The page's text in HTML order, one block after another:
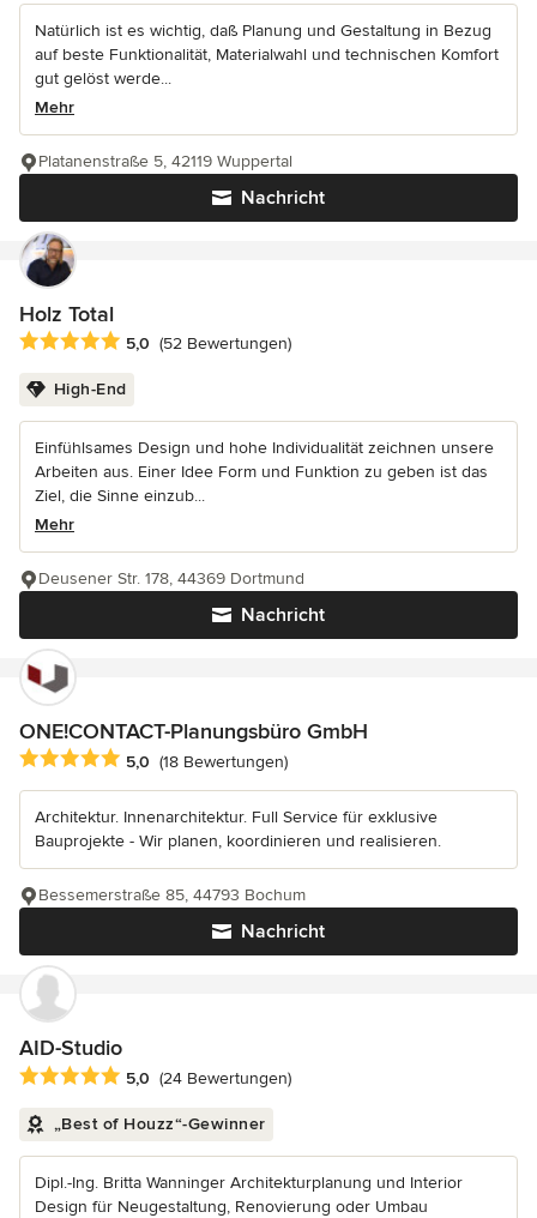
Natürlich ist es wichtig, daß Planung und Gestaltung in Bezug
auf beste Funktionalität, Materialwahl und technischen Komfort
gut gelöst werde...
Mehr
Nachricht
Platanenstraße 5, 42119 Wuppertal
Holz Total
Durchschnittliche Bewertung: 5 von 5 Sternen
5,0 (52 Bewertungen)
High-End
Einfühlsames Design und hohe Individualität zeichnen unsere
Arbeiten aus. Einer Idee Form und Funktion zu geben ist das
Ziel, die Sinne einzub...
Mehr
Nachricht
Deusener Str. 178, 44369 Dortmund
ONE!CONTACT-Planungsbüro GmbH
Durchschnittliche Bewertung: 5 von 5 Sternen
5,0 (18 Bewertungen)
Architektur. Innenarchitektur. Full Service für exklusive
Bauprojekte - Wir planen, koordinieren und realisieren.
Nachricht
Bessemerstraße 85, 44793 Bochum
AID-Studio
Durchschnittliche Bewertung: 5 von 5 Sternen
5,0 (24 Bewertungen)
„Best of Houzz“-Gewinner
Dipl.-Ing. Britta Wanninger Architekturplanung und Interior
Design für Neugestaltung, Renovierung oder Umbau